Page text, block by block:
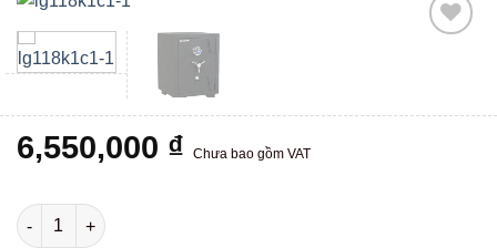
wishlist
6,550,000 ₫ Chưa bao gồm VAT
LG118K1C1 số lượng